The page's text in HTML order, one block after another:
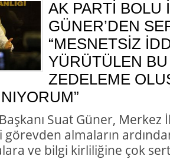
AK PARTİ BOLU
GÜNER’DEN
“MESNETSİZ
YÜRÜTÜLEN
ZEDELEME
Suat Güner,
görevden almaların
ve bilgi kirliliğine çok